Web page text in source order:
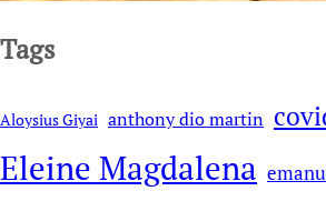
Tags
Aloysius Giyai anthony dio martin
Eleine Magdalena